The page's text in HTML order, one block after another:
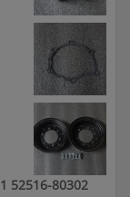
52516-80302